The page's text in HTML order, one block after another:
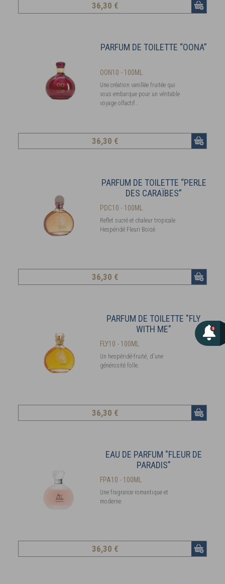
36,30 €
PARFUM DE TOILETTE “OONA”
OON10 - 100ML
Une création vanillée fruitée qui
vous embarque pour un véritable
voyage olfactif…
36,30 €
PARFUM DE TOILETTE “PERLE
DES CARAÏBES”
PDC10 - 100ML
Reflet sucré et chaleur tropicale
Hespéridé Fleuri Boisé
36,30 €
PARFUM DE TOILETTE "FLY
WITH ME"
FLY10 - 100ML
Un hespéridé-fruité, d'une
générosité folle.
36,30 €
EAU DE PARFUM "FLEUR DE
PARADIS"
FPA10 - 100ML
Une fragrance romantique et
moderne.
36,30 €